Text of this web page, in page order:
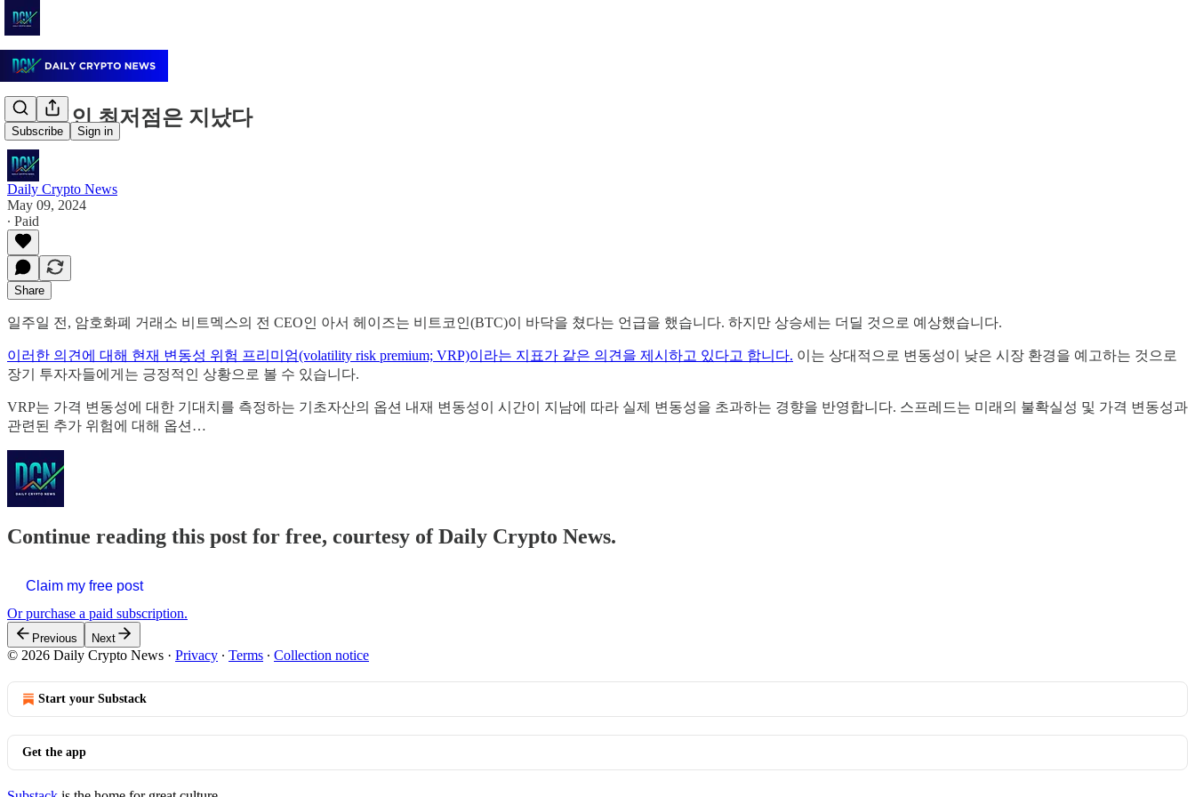
Subscribe Sign in
비트코인 최저점은 지났다
Daily Crypto News
May 09, 2024
∙ Paid
Share
일주일 전, 암호화폐 거래소 비트멕스의 전 CEO인 아서 헤이즈는 비트코인(BTC)이 바닥을 쳤다는 언급을 했습니다. 하지만 상승세는 더딜 것으로 예상했습니다.
이러한 의견에 대해 현재 변동성 위험 프리미엄(volatility risk premium; VRP)이라는 지표가 같은 의견을 제시하고 있다고 합니다. 이는 상대적으로 변동성이 낮은 시장 환경을 예고하는 것으로
장기 투자자들에게는 긍정적인 상황으로 볼 수 있습니다.
VRP는 가격 변동성에 대한 기대치를 측정하는 기초자산의 옵션 내재 변동성이 시간이 지남에 따라 실제 변동성을 초과하는 경향을 반영합니다. 스프레드는 미래의 불확실성 및 가격 변동성과
관련된 추가 위험에 대해 옵션…
Continue reading this post for free, courtesy of Daily Crypto News.
Claim my free post
Or purchase a paid subscription.
Previous Next
© 2026 Daily Crypto News · Privacy ∙ Terms ∙ Collection notice
Start your Substack
Get the app